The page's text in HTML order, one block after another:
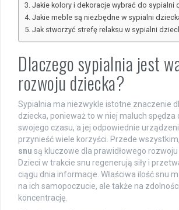
Jakie kolory i dekoracje wybrać do sypialni
Jakie meble są niezbędne w sypialni
Jak stworzyć strefę relaksu w sypialni
Dlaczego sypialnia jest
rozwoju dziecka?
Sypialnia ma niezwykle istotne znaczenie
dziecka, ponieważ to w niej maluch spędza
swojego czasu, a jej odpowiednie
przynieść wiele korzyści. Przede wszystkim,
snu są kluczowe dla prawidłowego
Dzieci w trakcie snu regenerują siły i
ciągu dnia informacje. Właściwa ilość snu
na ich samopoczucie, ale także na
koncentrację.